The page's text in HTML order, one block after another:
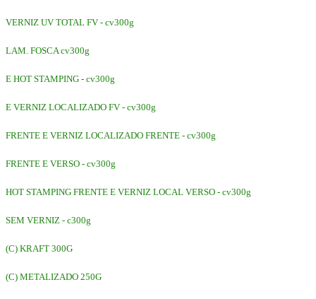
VERNIZ UV TOTAL FV - cv300g
LAM. FOSCA cv300g
E HOT STAMPING - cv300g
E VERNIZ LOCALIZADO FV - cv300g
FRENTE E VERNIZ LOCALIZADO FRENTE - cv300g
FRENTE E VERSO - cv300g
HOT STAMPING FRENTE E VERNIZ LOCAL VERSO - cv300g
SEM VERNIZ - c300g
(C) KRAFT 300G
(C) METALIZADO 250G